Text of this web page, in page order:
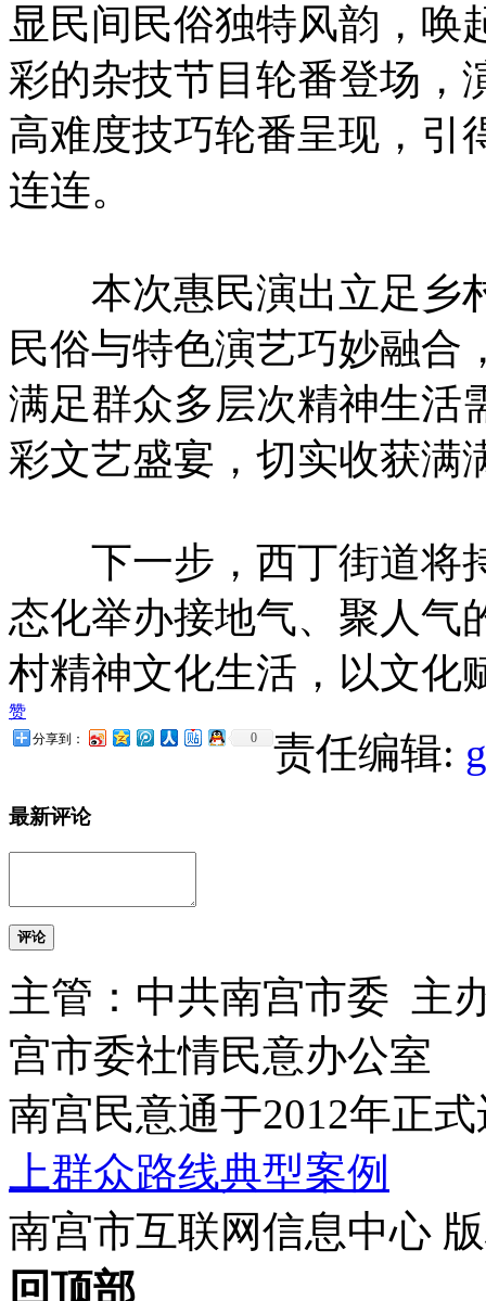
显民间民俗独特风韵，唤
彩的杂技节目轮番登场，
高难度技巧轮番呈现，引
连连。
本次惠民演出立足乡
民俗与特色演艺巧妙融合
满足群众多层次精神生活
彩文艺盛宴，切实收获满
下一步，西丁街道将
态化举办接地气、聚人气
村精神文化生活，以文化
赞
分享到： 0 责任编辑:
最新评论
评论
主管：中共南宫市委 主
宫市委社情民意办公室
南宫民意通于2012年正
上群众路线典型案例
南宫市互联网信息中心
回顶部